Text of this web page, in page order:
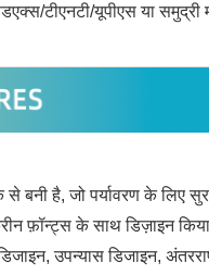
टीएनटी/यूपीएस या समुद्री
बनी है, जो पर्यावरण के लिए
फ़ॉन्ट्स के साथ डिज़ाइन
डिजाइन, उपन्यास डिजाइन,